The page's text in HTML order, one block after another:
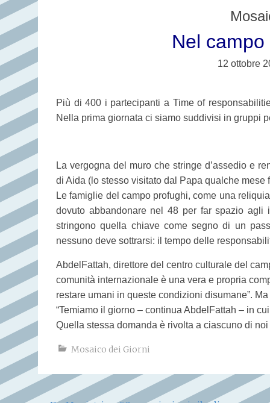
Nel
12 ottobre
Più di 400 i partecipanti a Time of
Nella prima giornata ci siamo suddivisi in gruppi
La vergogna del muro che stringe d’assedio e
di Aida (lo stesso visitato dal Papa qualche
Le famiglie del campo profughi, come una
dovuto abbandonare nel 48 per far spazio
stringono quella chiave come segno di un
nessuno deve sottrarsi: il tempo delle
AbdelFattah, direttore del centro culturale del
comunità internazionale è una vera e propria
restare umani in queste condizioni disumane”.
“Temiamo il giorno – continua AbdelFattah – in
Quella stessa domanda è rivolta a ciascuno di
Mosaico dei Giorni